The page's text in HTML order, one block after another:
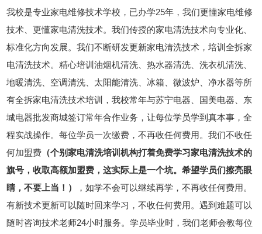
我校是专业家电维修技术学校，已办学25年，我们更懂家电维修
技术、更懂家电清洗技术。我们传授的家电清洗技术向专业化、
标准化方向发展。我们不断研发更新家电清洗技术，培训全拆家
电清洗技术。精心培训油烟机清洗、热水器清洗、洗衣机清洗、
地暖清洗、空调清洗、太阳能清洗、冰箱、微波炉、净水器等所
有全拆家电清洗技术培训，我校常年与苏宁电器、国美电器、东
城电器批发商城签订常年合作业务，让每位学员学到真本事，全
程实战操作。每位学员一次缴费，不再收任何费用。我们不收任
何加盟费 （个别家电清洗培训机构打着免费学习家电清洗技术的
旗号，收取高额加盟费，这实际上是一个坑。希望学员们擦亮眼
睛，不要上当！）
，如学不会可以继续再学，不再收任何费用。
有新技术更新可以随时回来学习，不收任何费用。遇到难题可以
随时咨询技术老师24小时服务。学员毕业时，我们老师会教每位